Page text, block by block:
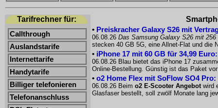
Tarifrechner für:
Callthrough
Auslandstarife
Internettarife
Handytarife
Billiger telefonieren
Telefonanschluss
• Preiskracher Galaxy S26 mit
06.08.26 Das Samsung Galaxy S26 mit 256
stecken 40 GB 5G, eine Allnet-Flat und die
• iPhone 17 mit 60 GB für 34,99
06.08.26 Blau bietet das iPhone 17
Online-Bestellung. Günstig ist das Paket
• o2 Home Flex mit SoFlow SO4
06.08.26 Beim o2 E-Scooter Angebotwird
Glasfaser bestellt, soll zwölf Monate lang